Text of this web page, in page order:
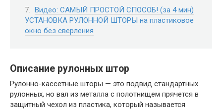
Видео: САМЫЙ ПРОСТОЙ СПОСОБ! (за 4 мин)
УСТАНОВКА РУЛОННОЙ ШТОРЫ на пластиковое
окно без сверления
Описание рулонных штор
Рулонно-кассетные шторы — это подвид стандартных
рулонных, но вал из металла с полотнищем прячется в
защитный чехол из пластика, который называется